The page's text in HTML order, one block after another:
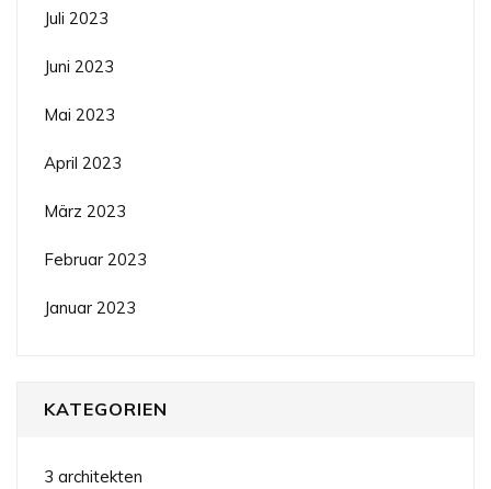
Juli 2023
Juni 2023
Mai 2023
April 2023
März 2023
Februar 2023
Januar 2023
KATEGORIEN
3 architekten